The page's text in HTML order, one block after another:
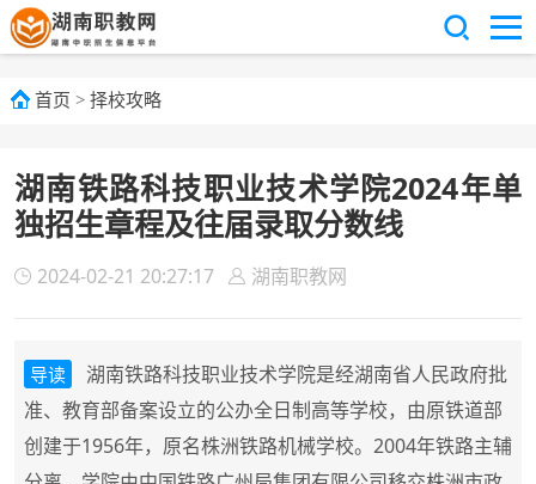
首页 > 择校攻略
湖南铁路科技职业技术学院2024年单
独招生章程及往届录取分数线
2024-02-21 20:27:17 湖南职教网
导读
湖南铁路科技职业技术学院是经湖南省人民政府批
准、教育部备案设立的公办全日制高等学校，由原铁道部
创建于1956年，原名株洲铁路机械学校。2004年铁路主辅